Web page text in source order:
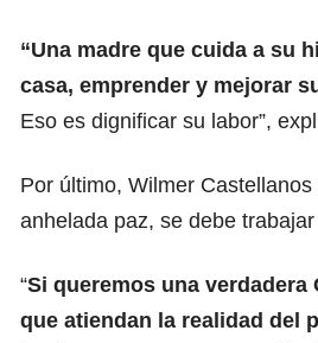
“Una madre que cuida a su
casa, emprender y mejorar
Eso es dignificar su labor”,
Por último, Wilmer
anhelada paz, se debe
“Si queremos una verdadera
que atiendan la realidad del